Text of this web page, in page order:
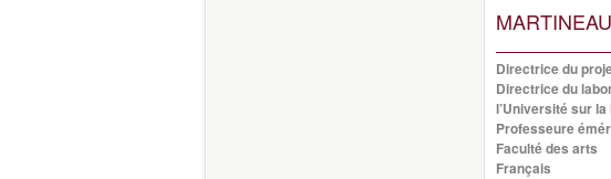
Directrice du
Directrice du
l’Université sur
Professeure
Faculté des arts
Français